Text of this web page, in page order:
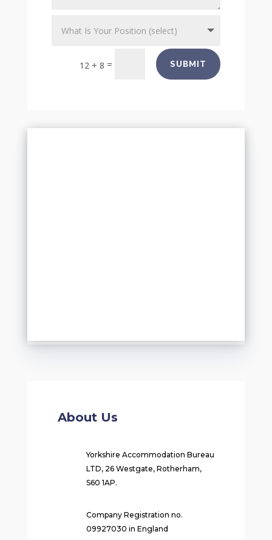
12 + 8 = SUBMIT
About Us
Yorkshire Accommodation Bureau
LTD, 26 Westgate, Rotherham,
S60 1AP.
Company Registration no.
09927030 in England